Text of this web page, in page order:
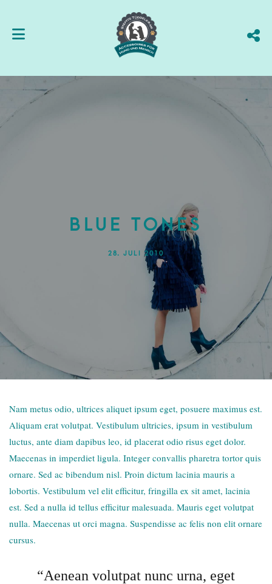
BLUE TONES
28. JULI 2010
Nam metus odio, ultrices aliquet ipsum eget, posuere maximus est.
Aliquam erat volutpat. Vestibulum ultricies, ipsum in vestibulum
luctus, ante diam dapibus leo, id placerat odio risus eget dolor.
Maecenas in imperdiet ligula. Integer convallis pharetra tortor quis
ornare. Sed ac bibendum nisl. Proin dictum lacinia mauris a
lobortis. Vestibulum vel elit efficitur, fringilla ex sit amet, lacinia
est. Sed a nulla id tellus efficitur malesuada. Mauris eget volutpat
nulla. Maecenas ut orci magna. Suspendisse ac felis non elit ornare
cursus.
“Aenean volutpat nunc urna, eget